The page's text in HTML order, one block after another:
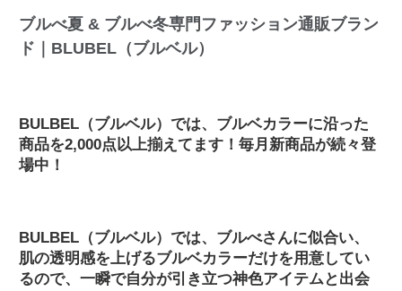
ブルべ夏 & ブルべ冬専門ファッション通販ブラン
ド｜BLUBEL（ブルベル）
BULBEL（ブルベル）では、ブルベカラーに沿った
商品を2,000点以上揃えてます！毎月新商品が続々登
場中！
BULBEL（ブルベル）では、ブルべさんに似合い、
肌の透明感を上げるブルベカラーだけを用意してい
るので、一瞬で自分が引き立つ神色アイテムと出会